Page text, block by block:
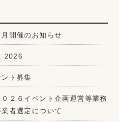
月開催のお知らせ
2026
ト募集
２６イベント企画運営等業務
者選定について